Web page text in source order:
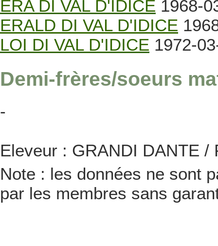
ERA DI VAL D'IDICE 1968-
ERALD DI VAL D'IDICE
LOI DI VAL D'IDICE 1972-
Demi-frères/soeurs
-
Eleveur : GRANDI DANTE
Note : les données ne sont
par les membres sans